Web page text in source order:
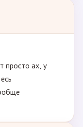
просто ах, у